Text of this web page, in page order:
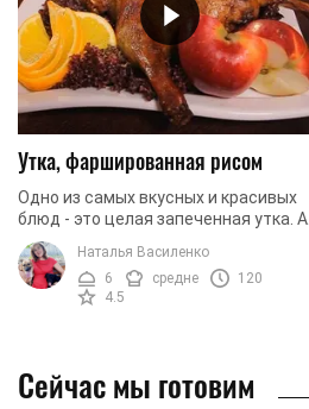
Утка, фаршированная рисом
Одно из самых вкусных и красивых
блюд - это целая запеченная утка. А
когда внутри утки запекается еще и
гарнир, то у данного блюда
пропадают ...
Наталья Василенко
6
средне
120
4.5
Сейчас мы готовим